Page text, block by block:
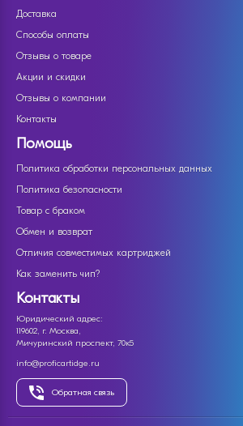
Доставка
Способы оплаты
Отзывы о товаре
Акции и скидки
Отзывы о компании
Контакты
Помощь
Политика обработки персональных данных
Политика безопасности
Товар с браком
Обмен и возврат
Отличия совместимых картриджей
Как заменить чип?
Контакты
Юридический адрес:
119602, г. Москва,
Мичуринский проспект, 70к5
info@proficartidge.ru
Обратная связь